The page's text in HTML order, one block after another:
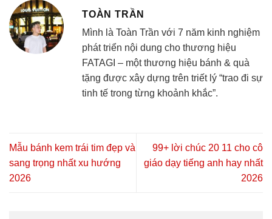
TOÀN TRẦN
Mình là Toàn Trần với 7 năm kinh nghiệm
phát triển nội dung cho thương hiệu
FATAGI – một thương hiệu bánh & quà
tặng được xây dựng trên triết lý “trao đi sự
tinh tế trong từng khoảnh khắc”.
Mẫu bánh kem trái tim đẹp và
sang trọng nhất xu hướng
2026
99+ lời chúc 20 11 cho cô
giáo dạy tiếng anh hay nhất
2026